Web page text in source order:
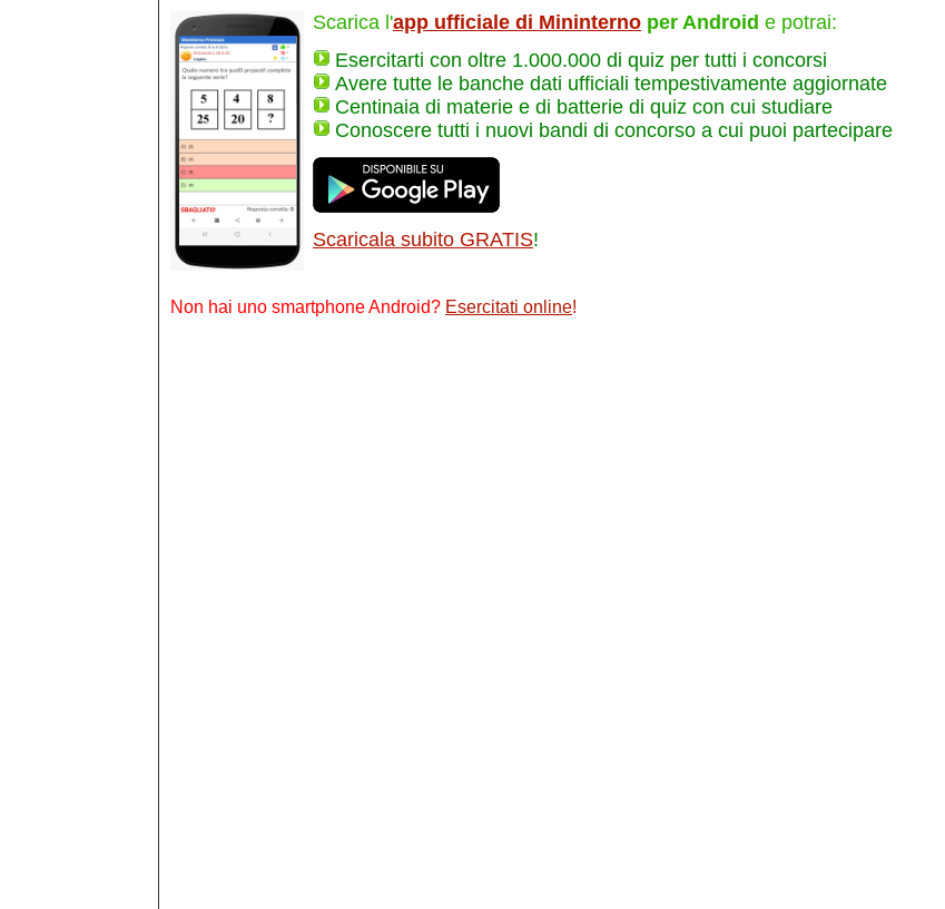
Scarica l'app ufficiale di Mininterno per Android e potrai:
Esercitarti con oltre 1.000.000 di quiz per tutti i concorsi
Avere tutte le banche dati ufficiali tempestivamente aggiornate
Centinaia di materie e di batterie di quiz con cui studiare
Conoscere tutti i nuovi bandi di concorso a cui puoi partecipare
Scaricala subito GRATIS!
Non hai uno smartphone Android? Esercitati online!